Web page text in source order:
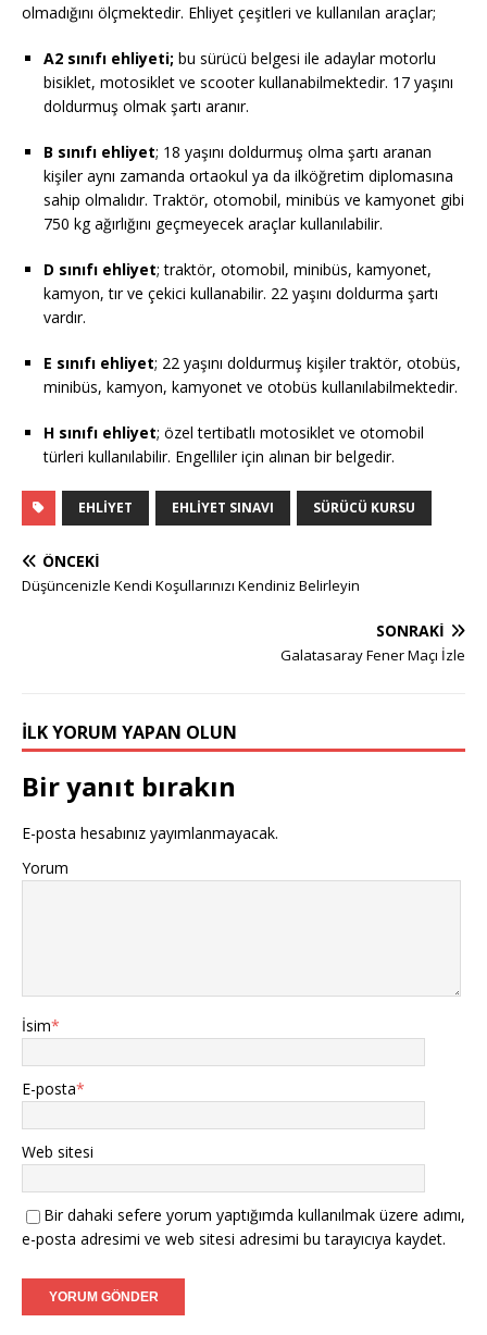
olmadığını ölçmektedir. Ehliyet çeşitleri ve kullanılan araçlar;
A2 sınıfı ehliyeti; bu sürücü belgesi ile adaylar motorlu
bisiklet, motosiklet ve scooter kullanabilmektedir. 17 yaşını
doldurmuş olmak şartı aranır.
B sınıfı ehliyet; 18 yaşını doldurmuş olma şartı aranan
kişiler aynı zamanda ortaokul ya da ilköğretim diplomasına
sahip olmalıdır. Traktör, otomobil, minibüs ve kamyonet gibi
750 kg ağırlığını geçmeyecek araçlar kullanılabilir.
D sınıfı ehliyet; traktör, otomobil, minibüs, kamyonet,
kamyon, tır ve çekici kullanabilir. 22 yaşını doldurma şartı
vardır.
E sınıfı ehliyet; 22 yaşını doldurmuş kişiler traktör, otobüs,
minibüs, kamyon, kamyonet ve otobüs kullanılabilmektedir.
H sınıfı ehliyet; özel tertibatlı motosiklet ve otomobil
türleri kullanılabilir. Engelliler için alınan bir belgedir.
EHLIYET EHLIYET SINAVI SÜRÜCÜ KURSU
ÖNCEKI
Düşüncenizle Kendi Koşullarınızı Kendiniz Belirleyin
SONRAKI
Galatasaray Fener Maçı İzle
İLK YORUM YAPAN OLUN
Bir yanıt bırakın
E-posta hesabınız yayımlanmayacak.
Yorum
İsim*
E-posta*
Web sitesi
Bir dahaki sefere yorum yaptığımda kullanılmak üzere adımı,
e-posta adresimi ve web sitesi adresimi bu tarayıcıya kaydet.